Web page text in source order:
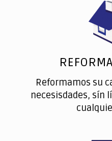
Reformamos su
necesisdades, sín